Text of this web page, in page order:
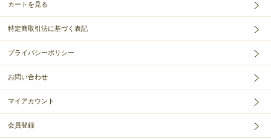
カートを見る
特定商取引法に基づく表記
プライバシーポリシー
お問い合わせ
マイアカウント
会員登録